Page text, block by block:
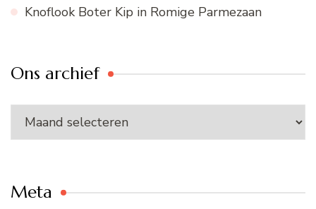
Knoflook Boter Kip in Romige Parmezaan
Ons archief
Ons
Meta